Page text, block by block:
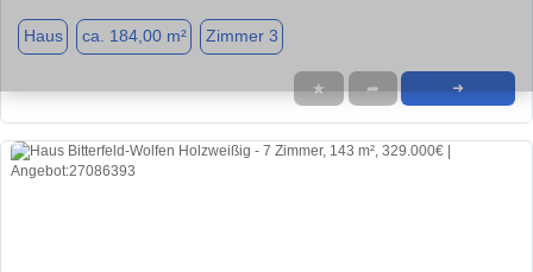
Haus ca. 184,00 m² Zimmer 3
★ ➦ ➜